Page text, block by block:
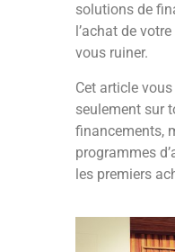
solutions de
l’achat de
vous ruiner.
Cet article
seulement sur
financements,
programmes
les premiers